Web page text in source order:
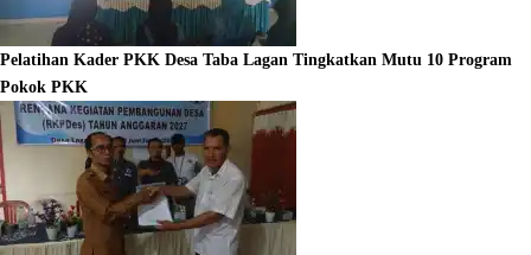
Pelatihan Kader PKK Desa Taba Lagan Tingkatkan Mutu 10 Program
Pokok PKK